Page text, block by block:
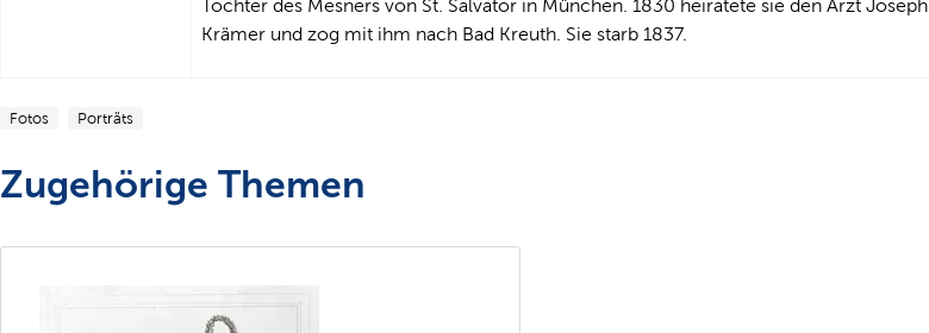
Tochter des Mesners von St. Salvator in München. 1830 heiratete sie den Arzt Joseph
Krämer und zog mit ihm nach Bad Kreuth. Sie starb 1837.
Fotos Porträts
Zugehörige Themen